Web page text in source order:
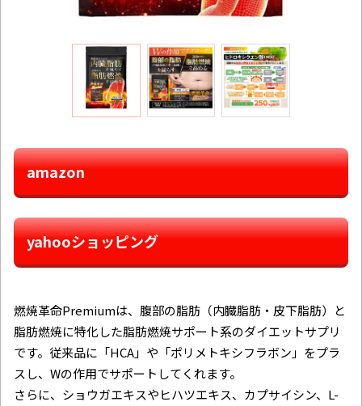
amazon
yahooショッピング
燃焼革命Premiumは、腹部の脂肪（内臓脂肪・皮下脂肪）と
脂肪燃焼に特化した脂肪燃焼サポート系のダイエットサプリ
です。従来品に「HCA」や「ポリメトキシフラボン」をプラ
スし、Wの作用でサポートしてくれます。
さらに、ショウガエキスやヒハツエキス、カプサイシン、L-